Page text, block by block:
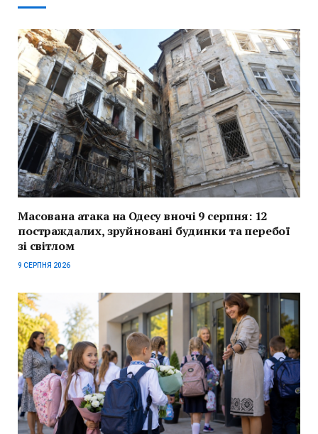
Масована атака на Одесу вночі 9 серпня: 12
постраждалих, зруйновані будинки та перебої
зі світлом
9 СЕРПНЯ 2026